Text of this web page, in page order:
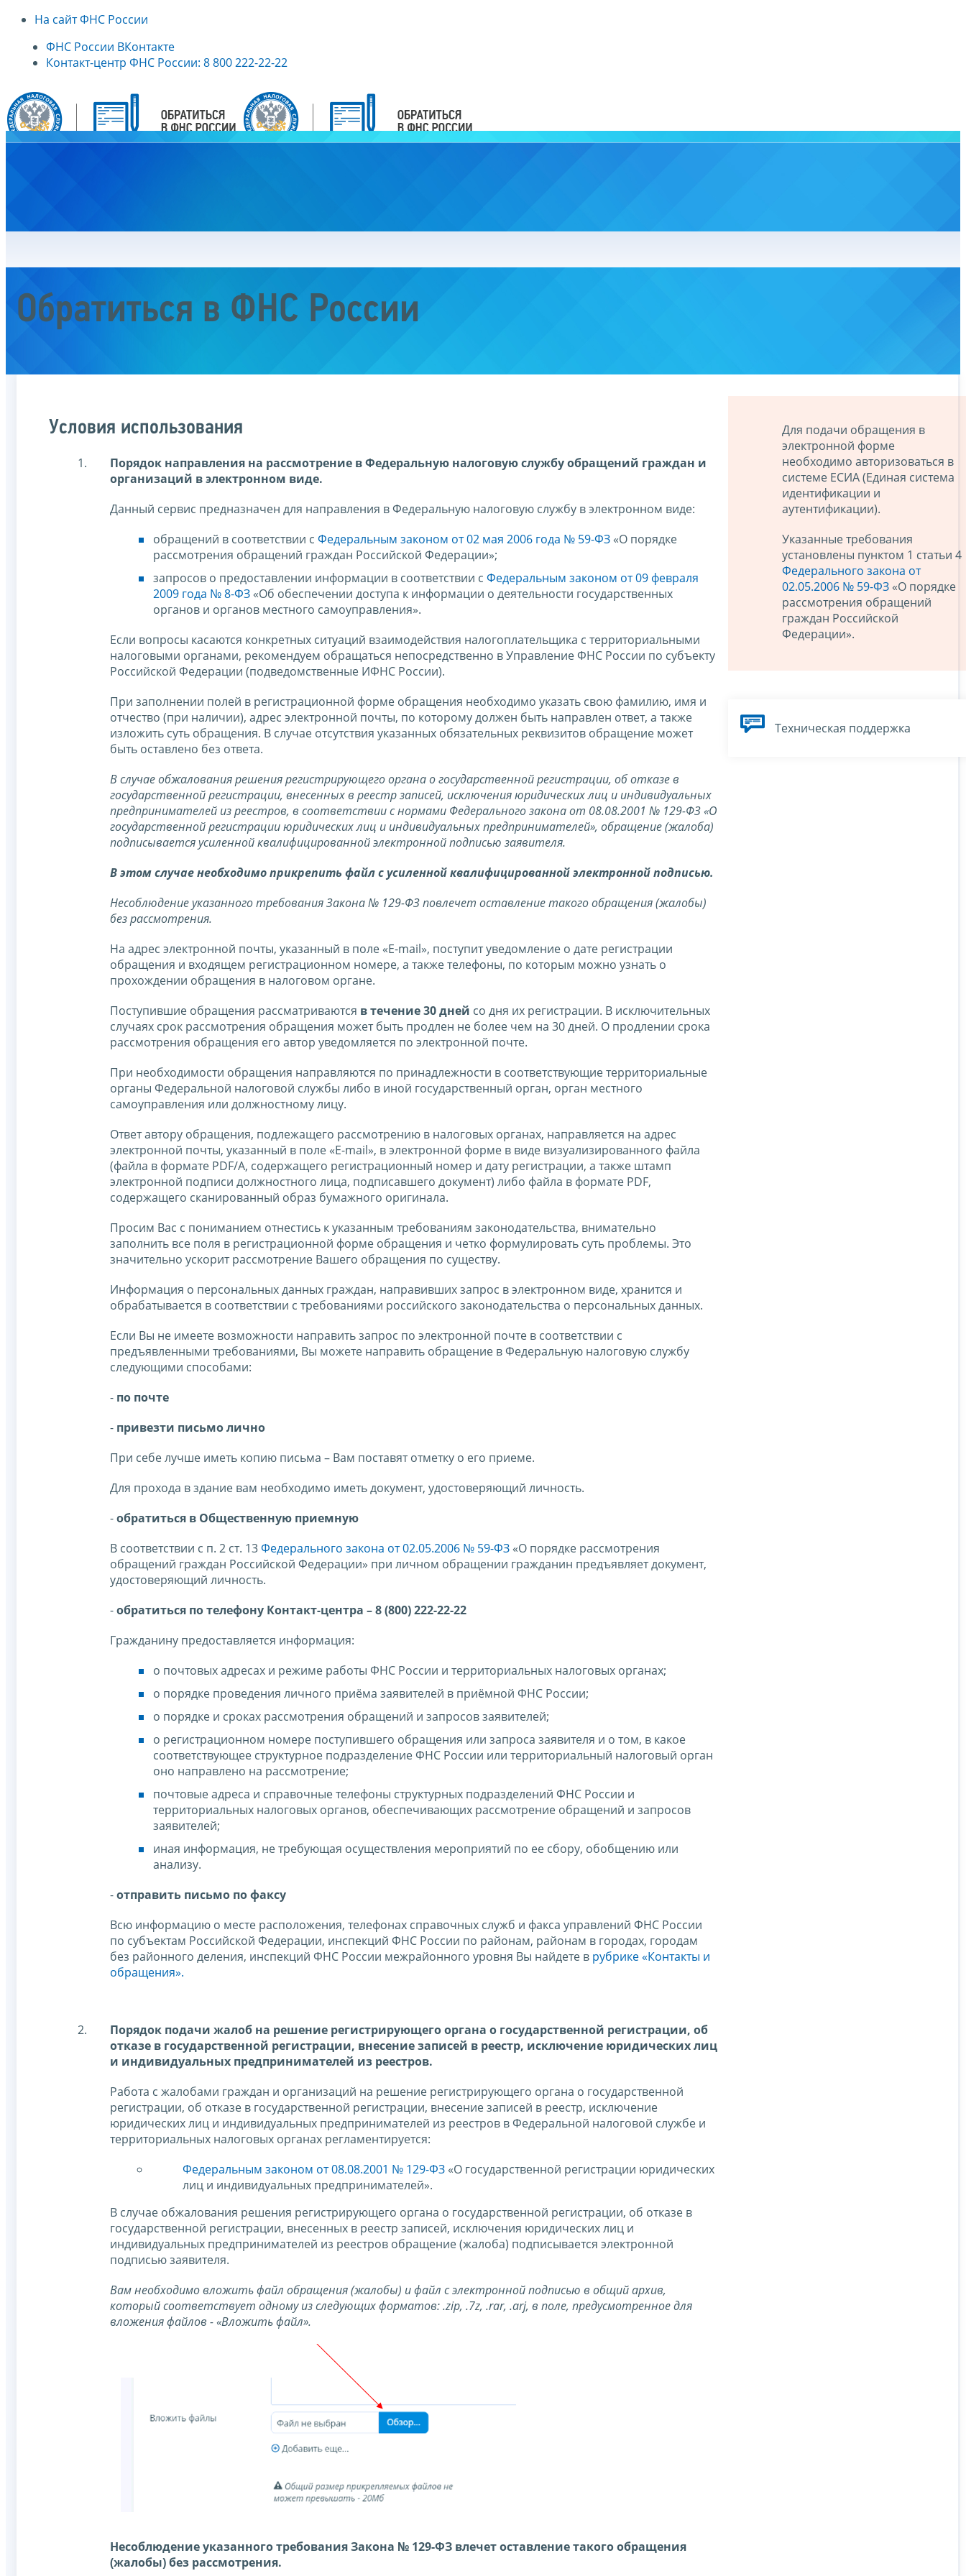
На сайт ФНС России
ФНС России ВКонтакте
Контакт-центр ФНС России: 8 800 222-22-22
Обратиться в ФНС России
Условия использования
Порядок направления на рассмотрение в Федеральную налоговую службу обращений граждан и
организаций в электронном виде.
Данный сервис предназначен для направления в Федеральную налоговую службу в электронном виде:
обращений в соответствии с Федеральным законом от 02 мая 2006 года № 59-ФЗ «О порядке
рассмотрения обращений граждан Российской Федерации»;
запросов о предоставлении информации в соответствии с Федеральным законом от 09 февраля
2009 года № 8-ФЗ «Об обеспечении доступа к информации о деятельности государственных
органов и органов местного самоуправления».
Если вопросы касаются конкретных ситуаций взаимодействия налогоплательщика с территориальными
налоговыми органами, рекомендуем обращаться непосредственно в Управление ФНС России по субъекту
Российской Федерации (подведомственные ИФНС России).
При заполнении полей в регистрационной форме обращения необходимо указать свою фамилию, имя и
отчество (при наличии), адрес электронной почты, по которому должен быть направлен ответ, а также
изложить суть обращения. В случае отсутствия указанных обязательных реквизитов обращение может
быть оставлено без ответа.
В случае обжалования решения регистрирующего органа о государственной регистрации, об отказе в
государственной регистрации, внесенных в реестр записей, исключения юридических лиц и индивидуальных
предпринимателей из реестров, в соответствии с нормами Федерального закона от 08.08.2001 № 129-ФЗ «О
государственной регистрации юридических лиц и индивидуальных предпринимателей», обращение (жалоба)
подписывается усиленной квалифицированной электронной подписью заявителя.
В этом случае необходимо прикрепить файл с усиленной квалифицированной электронной подписью.
Несоблюдение указанного требования Закона № 129-ФЗ повлечет оставление такого обращения (жалобы)
без рассмотрения.
На адрес электронной почты, указанный в поле «E-mail», поступит уведомление о дате регистрации
обращения и входящем регистрационном номере, а также телефоны, по которым можно узнать о
прохождении обращения в налоговом органе.
Поступившие обращения рассматриваются в течение 30 дней со дня их регистрации. В исключительных
случаях срок рассмотрения обращения может быть продлен не более чем на 30 дней. О продлении срока
рассмотрения обращения его автор уведомляется по электронной почте.
При необходимости обращения направляются по принадлежности в соответствующие территориальные
органы Федеральной налоговой службы либо в иной государственный орган, орган местного
самоуправления или должностному лицу.
Ответ автору обращения, подлежащего рассмотрению в налоговых органах, направляется на адрес
электронной почты, указанный в поле «E-mail», в электронной форме в виде визуализированного файла
(файла в формате PDF/A, содержащего регистрационный номер и дату регистрации, а также штамп
электронной подписи должностного лица, подписавшего документ) либо файла в формате PDF,
содержащего сканированный образ бумажного оригинала.
Просим Вас с пониманием отнестись к указанным требованиям законодательства, внимательно
заполнить все поля в регистрационной форме обращения и четко формулировать суть проблемы. Это
значительно ускорит рассмотрение Вашего обращения по существу.
Информация о персональных данных граждан, направивших запрос в электронном виде, хранится и
обрабатывается в соответствии с требованиями российского законодательства о персональных данных.
Если Вы не имеете возможности направить запрос по электронной почте в соответствии с
предъявленными требованиями, Вы можете направить обращение в Федеральную налоговую службу
следующими способами:
- по почте
- привезти письмо лично
При себе лучше иметь копию письма – Вам поставят отметку о его приеме.
Для прохода в здание вам необходимо иметь документ, удостоверяющий личность.
-обратиться в Общественную приемную
В соответствии с п. 2 ст. 13Федерального закона от 02.05.2006 № 59-ФЗ «О порядке рассмотрения
обращений граждан Российской Федерации» при личном обращении гражданин предъявляет документ,
удостоверяющий личность.
-обратиться по телефону Контакт-центра – 8 (800) 222-22-22
Гражданину предоставляется информация:
о почтовых адресах и режиме работы ФНС России и территориальных налоговых органах;
о порядке проведения личного приёма заявителей в приёмной ФНС России;
о порядке и сроках рассмотрения обращений и запросов заявителей;
о регистрационном номере поступившего обращения или запроса заявителя и о том, в какое
соответствующее структурное подразделение ФНС России или территориальный налоговый орган
оно направлено на рассмотрение;
почтовые адреса и справочные телефоны структурных подразделений ФНС России и
территориальных налоговых органов, обеспечивающих рассмотрение обращений и запросов
заявителей;
иная информация, не требующая осуществления мероприятий по ее сбору, обобщению или
анализу.
-отправить письмо по факсу
Всю информацию о месте расположения, телефонах справочных служб и факса управлений ФНС России
по субъектам Российской Федерации, инспекций ФНС России по районам, районам в городах, городам
без районного деления, инспекций ФНС России межрайонного уровня Вы найдете в рубрике «Контакты и
обращения».
Порядок подачи жалоб на решение регистрирующего органа о государственной регистрации, об
отказе в государственной регистрации, внесение записей в реестр, исключение юридических лиц
и индивидуальных предпринимателей из реестров.
Работа с жалобами граждан и организаций на решение регистрирующего органа о государственной
регистрации, об отказе в государственной регистрации, внесение записей в реестр, исключение
юридических лиц и индивидуальных предпринимателей из реестров в Федеральной налоговой службе и
территориальных налоговых органах регламентируется:
Федеральным законом от 08.08.2001 № 129-ФЗ «О государственной регистрации юридических
лиц и индивидуальных предпринимателей».
В случае обжалования решения регистрирующего органа о государственной регистрации, об отказе в
государственной регистрации, внесенных в реестр записей, исключения юридических лиц и
индивидуальных предпринимателей из реестров обращение (жалоба) подписывается электронной
подписью заявителя.
Вам необходимо вложить файл обращения (жалобы) и файл с электронной подписью в общий архив,
который соответствует одному из следующих форматов: .zip, .7z, .rar, .arj, в поле, предусмотренное для
вложения файлов - «Вложить файл».
Несоблюдение указанного требования Закона № 129-ФЗ влечет оставление такого обращения
(жалобы) без рассмотрения.
Для подачи обращения в
электронной форме
необходимо авторизоваться в
системе ЕСИА (Единая система
идентификации и
аутентификации).
Указанные требования
установлены пунктом 1 статьи 4
Федерального закона от
02.05.2006 № 59-ФЗ «О порядке
рассмотрения обращений
граждан Российской
Федерации».
Техническая поддержка